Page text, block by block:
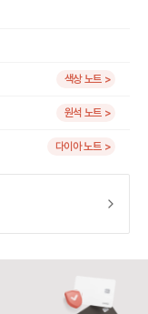
색상 노트 >
원석 노트 >
다이아 노트 >